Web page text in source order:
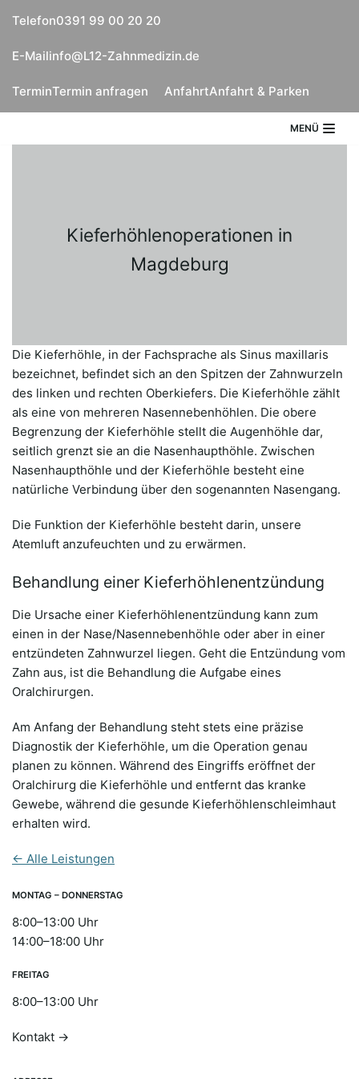
Zum
springen
Telefon0391 99 00 20 20
E-Mailinfo@L12-Zahnmedizin.de
TerminTermin anfragen AnfahrtAnfahrt & Parken
MENÜ
Kieferhöhlenoperationen in
Magdeburg
Die Kieferhöhle, in der Fachsprache als Sinus maxillaris
bezeichnet, befindet sich an den Spitzen der Zahnwurzeln
des linken und rechten Oberkiefers. Die Kieferhöhle zählt
als eine von mehreren Nasennebenhöhlen. Die obere
Begrenzung der Kieferhöhle stellt die Augenhöhle dar,
seitlich grenzt sie an die Nasenhaupthöhle. Zwischen
Nasenhaupthöhle und der Kieferhöhle besteht eine
natürliche Verbindung über den sogenannten Nasengang.
Die Funktion der Kieferhöhle besteht darin, unsere
Atemluft anzufeuchten und zu erwärmen.
Behandlung einer Kieferhöhlenentzündung
Die Ursache einer Kieferhöhlenentzündung kann zum
einen in der Nase/Nasennebenhöhle oder aber in einer
entzündeten Zahnwurzel liegen. Geht die Entzündung vom
Zahn aus, ist die Behandlung die Aufgabe eines
Oralchirurgen.
Am Anfang der Behandlung steht stets eine präzise
Diagnostik der Kieferhöhle, um die Operation genau
planen zu können. Während des Eingriffs eröffnet der
Oralchirurg die Kieferhöhle und entfernt das kranke
Gewebe, während die gesunde Kieferhöhlenschleimhaut
erhalten wird.
← Alle Leistungen
MONTAG – DONNERSTAG
8:00–13:00 Uhr
14:00–18:00 Uhr
FREITAG
8:00–13:00 Uhr
Kontakt →